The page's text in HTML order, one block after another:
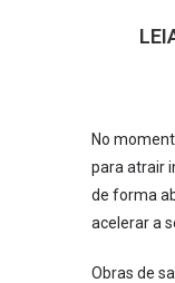
No
para atrair
de forma
acelerar a
Obras de